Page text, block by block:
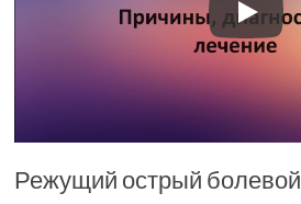
Режущий острый